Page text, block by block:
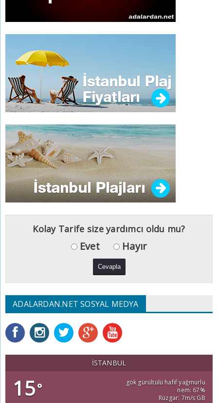
Kolay Tarife size yardımcı oldu mu?
Evet Hayır
ADALARDAN.NET SOSYAL MEDYA
İSTANBUL
15°
gök gürültülü hafif yağmurlu
nem: 67%
Rüzgar: 7m/s GB